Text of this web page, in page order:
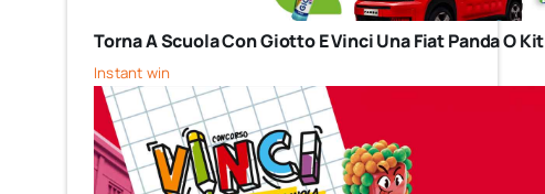
Torna A Scuola Con Giotto E Vinci Una Fiat Panda O
Instant win